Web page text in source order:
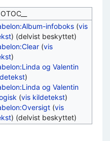
infoboks (vis
) (delvist beskyttet)
(vis
)
og Valentin
)
og Valentin
(vis kildetekst)
(vis
) (delvist beskyttet)